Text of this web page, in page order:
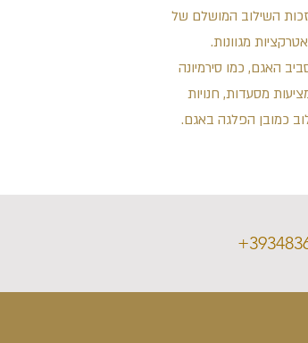
השילוב המושלם של
מגוונות.
האגם, כמו סירמיונה
מסעדות, חנויות
כמובן הפלגה באגם.